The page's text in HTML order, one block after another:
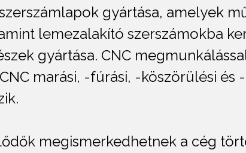
gyártása, amelyek
lemezalakító szerszámokba
gyártása. CNC
marási, -fúrási, -köszörülési
megismerkedhetnek a cég